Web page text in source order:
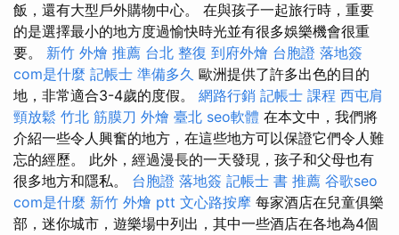
飯，還有大型戶外購物中心。 在與孩子一起旅行時，重要
的是選擇最小的地方度過愉快時光並有很多娛樂機會很重
要。 新竹 外燴 推薦 台北 整復 到府外燴 台胞證 落地簽
com是什麼 記帳士 準備多久 歐洲提供了許多出色的目的
地，非常適合3-4歲的度假。 網路行銷 記帳士 課程 西屯肩
頸放鬆 竹北 筋膜刀 外燴 臺北 seo軟體 在本文中，我們將
介紹一些令人興奮的地方，在這些地方可以保證它們令人難
忘的經歷。 此外，經過漫長的一天發現，孩子和父母也有
很多地方和隱私。 台胞證 落地簽 記帳士 書 推薦 谷歌seo
com是什麼 新竹 外燴 ptt 文心路按摩 每家酒店在兒童俱樂
部，迷你城市，遊樂場中列出，其中一些酒店在各地為4個